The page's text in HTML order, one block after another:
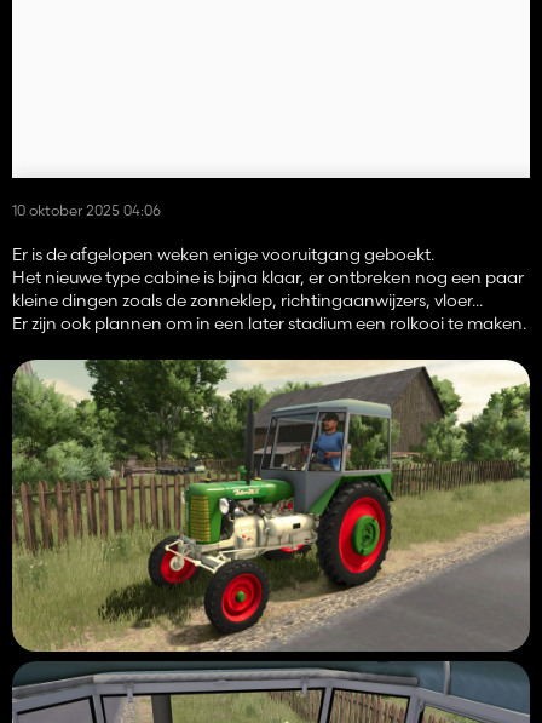
10 oktober 2025 04:06
Er is de afgelopen weken enige vooruitgang geboekt.
Het nieuwe type cabine is bijna klaar, er ontbreken nog een paar
kleine dingen zoals de zonneklep, richtingaanwijzers, vloer...
Er zijn ook plannen om in een later stadium een ​​rolkooi te maken.